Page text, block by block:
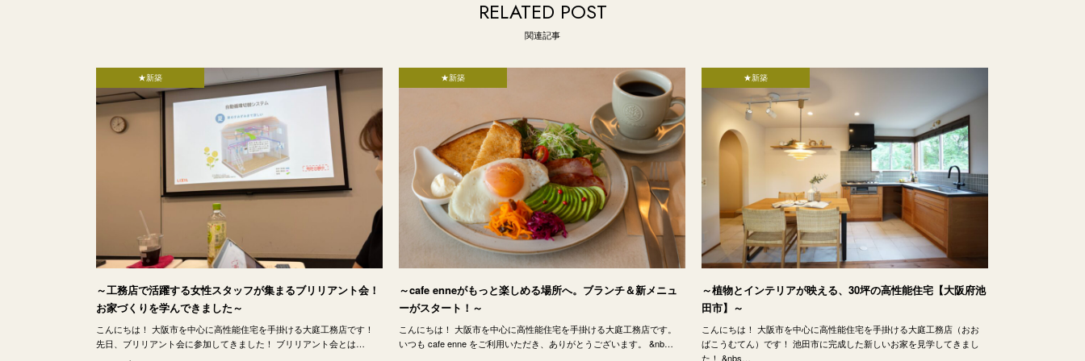
RELATED POST
関連記事
★新築
～工務店で活躍する女性スタッフが集まるブリリアント会！
お家づくりを学んできました～
こんにちは！ 大阪市を中心に高性能住宅を手掛ける大庭工務店です！
先日、ブリリアント会に参加してきました！ ブリリアント会とは…
★新築
～cafe enneがもっと楽しめる場所へ。ブランチ＆新メニュ
ーがスタート！～
こんにちは！ 大阪市を中心に高性能住宅を手掛ける大庭工務店です。
いつも cafe enne をご利用いただき、ありがとうございます。 &nb…
★新築
～植物とインテリアが映える、30坪の高性能住宅【大阪府池
田市】～
こんにちは！ 大阪市を中心に高性能住宅を手掛ける大庭工務店（おお
ばこうむてん）です！ 池田市に完成した新しいお家を見学してきまし
た！ &nbs…